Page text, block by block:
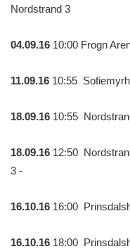
Nordstrand 3
04.09.16 10:00 Frogn
11.09.16 10:55
18.09.16 10:55
18.09.16 12:50
3 -
16.10.16 16:00
16.10.16 18:00